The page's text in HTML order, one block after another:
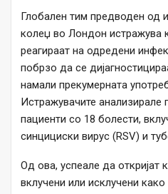
Глобален тим предводен од
колеџ во Лондон истражува
реагираат на одредени
побрзо да се
намали прекумерната
Истражувачите анализирале
пациенти со 18 болести,
синцициски вирус (RSV) и
Од ова, успеале да откријат
вклучени или исклучени